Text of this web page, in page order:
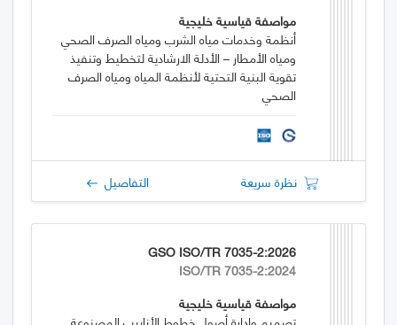
مواصفة قياسية خليجية
أنظمة وخدمات مياه الشرب ومياه الصرف الصحي
ومياه الأمطار – الأدلة الارشادية لتخطيط وتنفيذ
تقوية البنية التحتية لأنظمة المياه ومياه الصرف
الصحي
نظرة سريعة التفاصيل
GSO ISO/TR 7035-2:2026
ISO/TR 7035-2:2024
مواصفة قياسية خليجية